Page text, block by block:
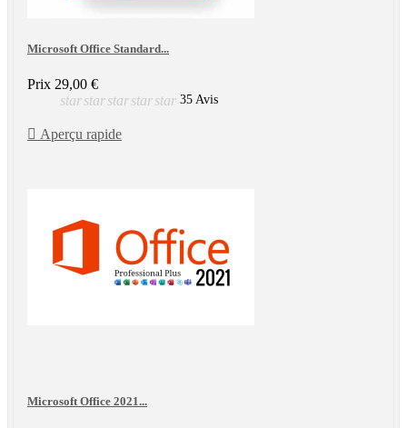
Microsoft Office Standard...
Prix 29,00 €
starstarstarstarstar 35 Avis
 Aperçu rapide
Microsoft Office 2021...